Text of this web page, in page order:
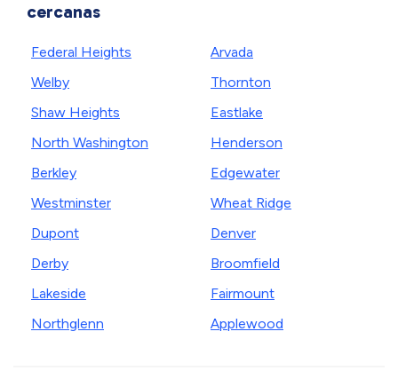
cercanas
Federal Heights
Welby
Shaw Heights
North Washington
Berkley
Westminster
Dupont
Derby
Lakeside
Northglenn
Arvada
Thornton
Eastlake
Henderson
Edgewater
Wheat Ridge
Denver
Broomfield
Fairmount
Applewood